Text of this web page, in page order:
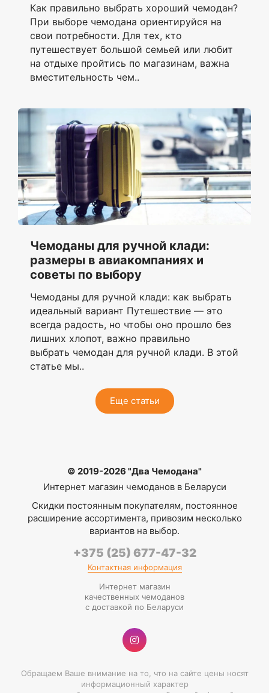
Как правильно выбрать хороший чемодан?
При выборе чемодана ориентируйся на
свои потребности. Для тех, кто
путешествует большой семьей или любит
на отдыхе пройтись по магазинам, важна
вместительность чем..
Чемоданы для ручной клади:
размеры в авиакомпаниях и
советы по выбору
Чемоданы для ручной клади: как выбрать
идеальный вариант Путешествие — это
всегда радость, но чтобы оно прошло без
лишних хлопот, важно правильно
выбрать чемодан для ручной клади. В этой
статье мы..
Еще статьи
© 2019-2026 "Два Чемодана"
Интернет магазин чемоданов в Беларуси
Скидки постоянным покупателям, постоянное
расширение ассортимента, привозим несколько
вариантов на выбор.
+375 (25) 677-47-32
Контактная информация
Интернет магазин
качественных чемоданов
с доставкой по Беларуси
Обращаем Ваше внимание на то, что на сайте цены носят
информационный характер